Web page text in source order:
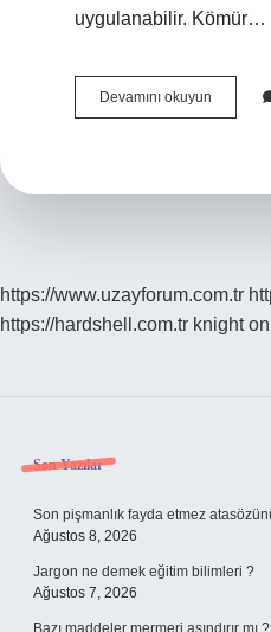
uygulanabilir. Kömür…
Devamını okuyun
Kömür
https://www.uzayforum.com.tr
https://hardshell.com.tr knight
Sidebar
Son Yazılar
Son pişmanlık fayda etmez
Ağustos 8, 2026
Jargon ne demek eğitim bilimleri ?
Ağustos 7, 2026
Bazı maddeler mermeri aşındırır mı ?